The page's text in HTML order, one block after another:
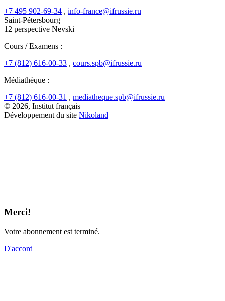
+7 495 902-69-34 , info-france@ifrussie.ru
Saint-Pétersbourg
12 perspective Nevski
Cours / Examens :
+7 (812) 616-00-33 , cours.spb@ifrussie.ru
Médiathèque :
+7 (812) 616-00-31 , mediatheque.spb@ifrussie.ru
© 2026, Institut français
Développement du site Nikoland
Merci!
Votre abonnement est terminé.
D'accord